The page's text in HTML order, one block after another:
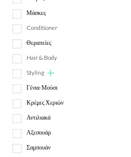
Μάσκες
Conditioner
Θεραπείες
Hair & Body
Styling
Γένια-Μούσι
Κρέμες Χεριών
Αντιλιακά
Αξεσουάρ
Σαμπουάν